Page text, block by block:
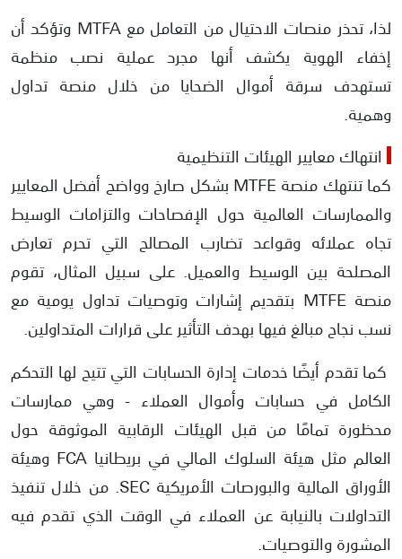
لذا، تحذر منصات الاحتيال من التعامل مع MTFA وتؤكد أن
إخفاء الهوية يكشف أنها مجرد عملية نصب منظمة
تستهدف سرقة أموال الضحايا من خلال منصة تداول
وهمية.
انتهاك معايير الهيئات التنظيمية
كما تنتهك منصة MTFE بشكل صارخ وواضح أفضل المعايير
والممارسات العالمية حول الإفصاحات والتزامات الوسيط
تجاه عملائه وقواعد تضارب المصالح التي تحرم تعارض
المصلحة بين الوسيط والعميل. على سبيل المثال، تقوم
منصة MTFE بتقديم إشارات وتوصيات تداول يومية مع
نسب نجاح مبالغ فيها بهدف التأثير على قرارات المتداولين.
كما تقدم أيضًا خدمات إدارة الحسابات التي تتيح لها التحكم
الكامل في حسابات وأموال العملاء - وهي ممارسات
محظورة تمامًا من قبل الهيئات الرقابية الموثوقة حول
العالم مثل هيئة السلوك المالي في بريطانيا FCA وهيئة
الأوراق المالية والبورصات الأمريكية SEC. من خلال تنفيذ
التداولات بالنيابة عن العملاء في الوقت الذي تقدم فيه
المشورة والتوصيات.